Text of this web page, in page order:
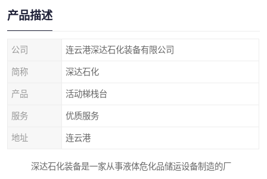
产品描述
公司 连云港深达石化装备有限公司
简称 深达石化
产品 活动梯栈台
服务 优质服务
地址 连云港
深达石化装备是一家从事液体危化品储运设备制造的厂